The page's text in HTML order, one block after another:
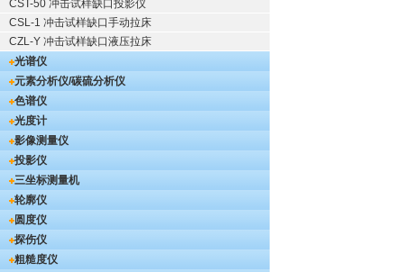
CST-50 冲击试样缺口投影仪
CSL-1 冲击试样缺口手动拉床
CZL-Y 冲击试样缺口液压拉床
光谱仪
元素分析仪/碳硫分析仪
色谱仪
光度计
影像测量仪
投影仪
三坐标测量机
轮廓仪
圆度仪
探伤仪
粗糙度仪